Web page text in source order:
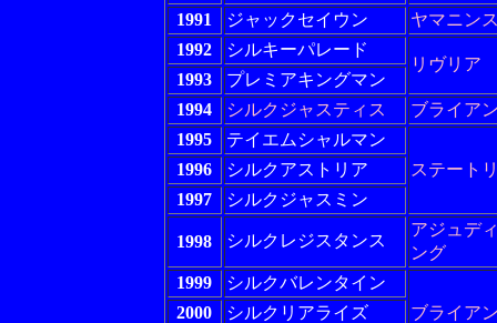
1991
ジャックセイウン
ヤマニン
1992
シルキーパレード
リヴリア
1993
プレミアキングマン
1994
シルクジャスティス
ブライア
1995
テイエムシャルマン
ステート
1996
シルクアストリア
1997
シルクジャスミン
1998 シルクレジスタンス
アジュデ
ング
1999
シルクバレンタイン
ブライア
2000
シルクリアライズ